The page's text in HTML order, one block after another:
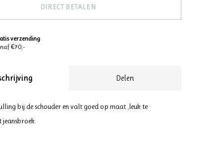
DIRECT BETALEN
verzending
€70,-
Delen
bij de schouder en valt goed op maat ,leuk te
jeansbroek.